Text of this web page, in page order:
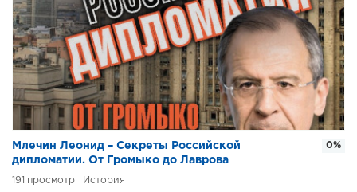
Млечин Леонид – Секреты Российской
дипломатии. От Громыко до Лаврова
191 История
0%